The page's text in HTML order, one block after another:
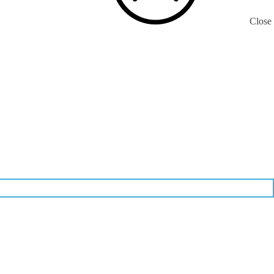
Close